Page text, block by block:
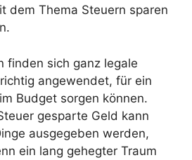
dem Thema Steuern sparen
finden sich ganz legale
angewendet, für ein
Budget sorgen können.
gesparte Geld kann
ausgegeben werden,
ein lang gehegter Traum